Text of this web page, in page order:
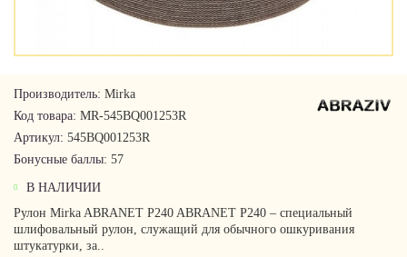
Производитель: Mirka
Код товара: MR-545BQ001253R
Артикул: 545BQ001253R
Бонусные баллы: 57
В НАЛИЧИИ
Рулон Mirka ABRANET P240 ABRANET P240 – специальный
шлифовальный рулон, служащий для обычного ошкуривания
штукатурки, за..